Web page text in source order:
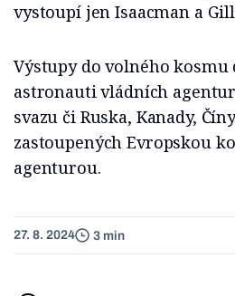
vystoupí jen Isaacman a
Výstupy do volného
astronauti vládních agentur
svazu či Ruska, Kanady,
zastoupených Evropskou
agenturou.
27. 8. 2024 3 min